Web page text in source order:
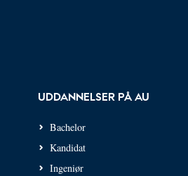
UDDANNELSER PÅ AU
Bachelor
Kandidat
Ingeniør